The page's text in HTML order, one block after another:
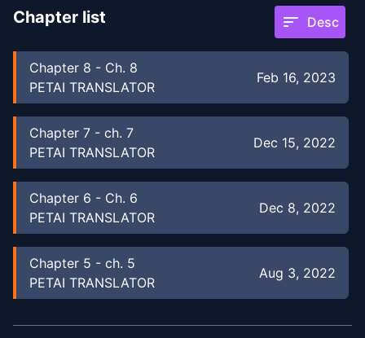
Chapter list sort Desc
Chapter 8 - Ch. 8
PETAI TRANSLATOR
Feb 16, 2023
Chapter 7 - ch. 7
PETAI TRANSLATOR
Dec 15, 2022
Chapter 6 - Ch. 6
PETAI TRANSLATOR
Dec 8, 2022
Chapter 5 - ch. 5
PETAI TRANSLATOR
Aug 3, 2022
Chapter4-ch. 4